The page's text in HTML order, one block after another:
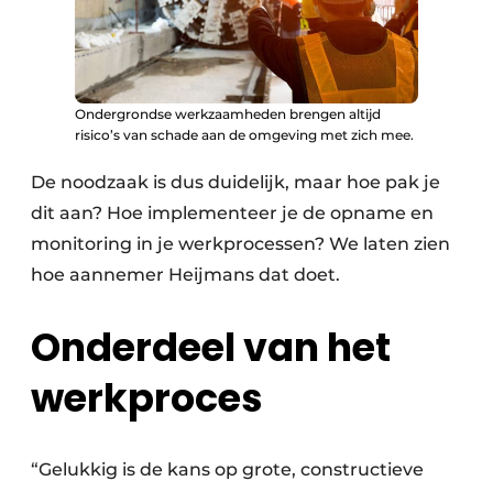
Ondergrondse werkzaamheden brengen altijd
risico’s van schade aan de omgeving met zich mee.
De noodzaak is dus duidelijk, maar hoe pak je
dit aan? Hoe implementeer je de opname en
monitoring in je werkprocessen? We laten zien
hoe aannemer Heijmans dat doet.
Onderdeel van het
werkproces
“Gelukkig is de kans op grote, constructieve